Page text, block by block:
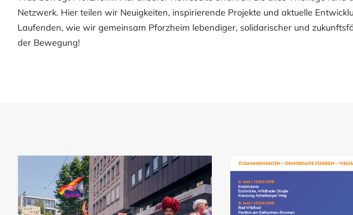
Netzwerk. Hier teilen wir Neuigkeiten, inspirierende Projekte und aktuelle
Laufenden, wie wir gemeinsam Pforzheim lebendiger, solidarischer und
der Bewegung!